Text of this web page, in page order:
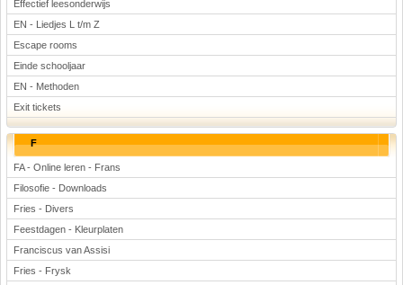
Effectief leesonderwijs
EN - Liedjes L t/m Z
Escape rooms
Einde schooljaar
EN - Methoden
Exit tickets
F
FA - Online leren - Frans
Filosofie - Downloads
Fries - Divers
Feestdagen - Kleurplaten
Franciscus van Assisi
Fries - Frysk